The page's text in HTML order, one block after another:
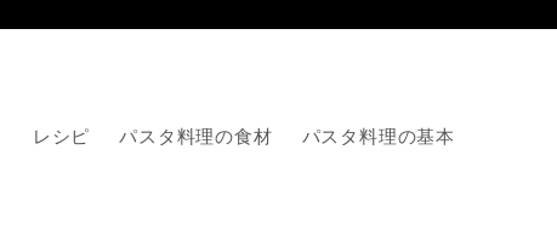
レシピ パスタ料理の食材 パスタ料理の基本